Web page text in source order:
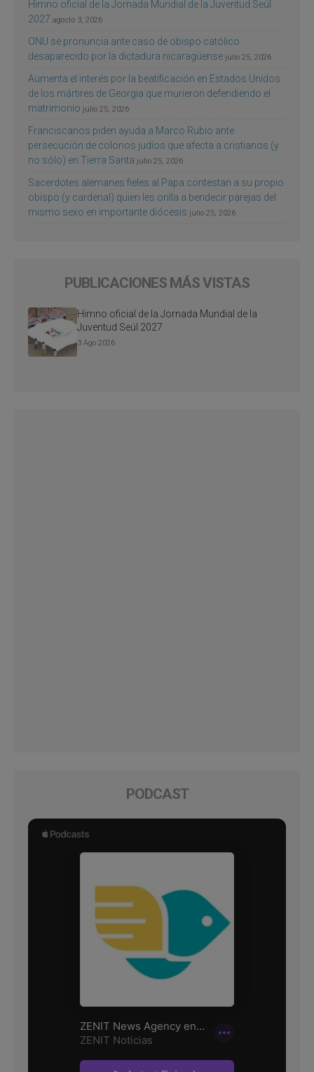
Himno oficial de la Jornada Mundial de la Juventud Seúl
2027 agosto 3, 2026
ONU se pronuncia ante caso de obispo católico
desaparecido por la dictadura nicaragüense julio 25, 2026
Aumenta el interés por la beatificación en Estados Unidos
de los mártires de Georgia que murieron defendiendo el
matrimonio julio 25, 2026
Franciscanos piden ayuda a Marco Rubio ante
persecución de colonos judíos que afecta a cristianos (y
no sólo) en Tierra Santa julio 25, 2026
Sacerdotes alemanes fieles al Papa contestan a su propio
obispo (y cardenal) quien les orilla a bendecir parejas del
mismo sexo en importante diócesis julio 25, 2026
PUBLICACIONES MÁS VISTAS
Himno oficial de la Jornada Mundial de la
Juventud Seúl 2027
3 Ago 2026
PODCAST